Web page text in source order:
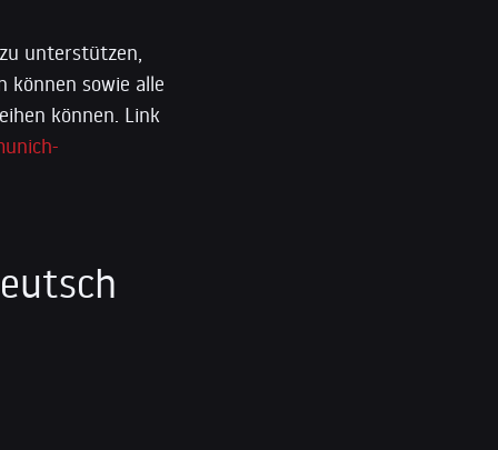
unterstützen,
können sowie alle
können. Link